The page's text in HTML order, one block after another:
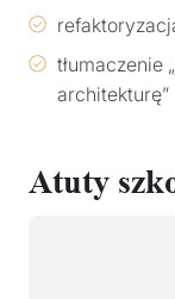
tłumaczenie
architekturę”
Atuty